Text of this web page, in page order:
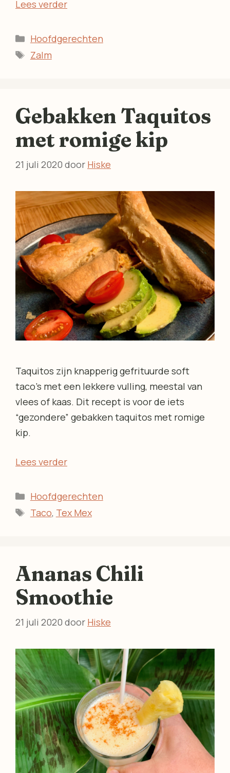
Lees verder
Categorieën
Hoofdgerechten
Tags
Zalm
Gebakken Taquitos
met romige kip
21 juli 2020 door Hiske
Taquitos zijn knapperig gefrituurde soft
taco’s met een lekkere vulling, meestal van
vlees of kaas. Dit recept is voor de iets
“gezondere” gebakken taquitos met romige
kip.
Lees verder
Categorieën
Hoofdgerechten
Tags
Taco, Tex Mex
Ananas Chili
Smoothie
21 juli 2020 door Hiske